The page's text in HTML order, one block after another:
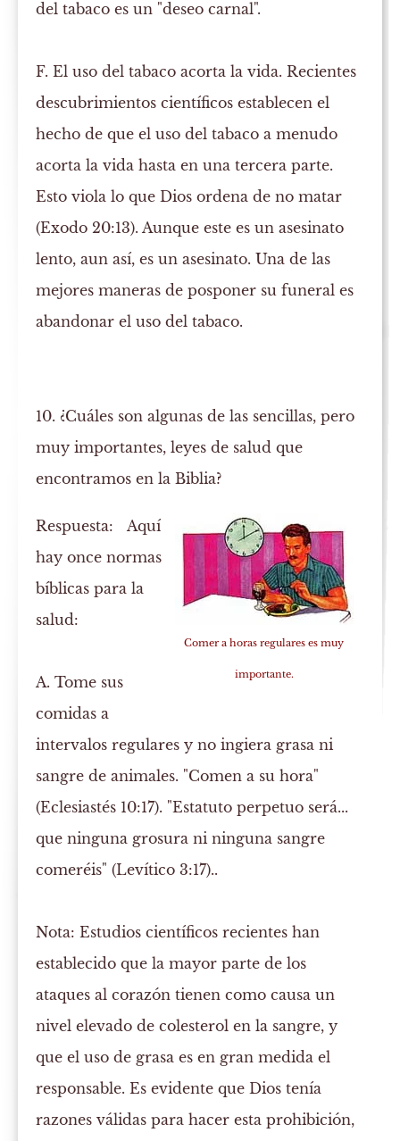
del tabaco es un "deseo carnal".
F. El uso del tabaco acorta la vida. Recientes
descubrimientos científicos establecen el
hecho de que el uso del tabaco a menudo
acorta la vida hasta en una tercera parte.
Esto viola lo que Dios ordena de no matar
(Exodo 20:13). Aunque este es un asesinato
lento, aun así, es un asesinato. Una de las
mejores maneras de posponer su funeral es
abandonar el uso del tabaco.
10. ¿Cuáles son algunas de las sencillas, pero
muy importantes, leyes de salud que
encontramos en la Biblia?
Comer a horas regulares es muy
importante.
Respuesta:
Aquí
hay once normas
bíblicas para la
salud:
A. Tome sus
comidas a
intervalos regulares y no ingiera grasa ni
sangre de animales. "Comen a su hora"
(Eclesiastés 10:17). "Estatuto perpetuo será...
que ninguna grosura ni ninguna sangre
comeréis" (Levítico 3:17)..
Nota: Estudios científicos recientes han
establecido que la mayor parte de los
ataques al corazón tienen como causa un
nivel elevado de colesterol en la sangre, y
que el uso de grasa es en gran medida el
responsable. Es evidente que Dios tenía
razones válidas para hacer esta prohibición,